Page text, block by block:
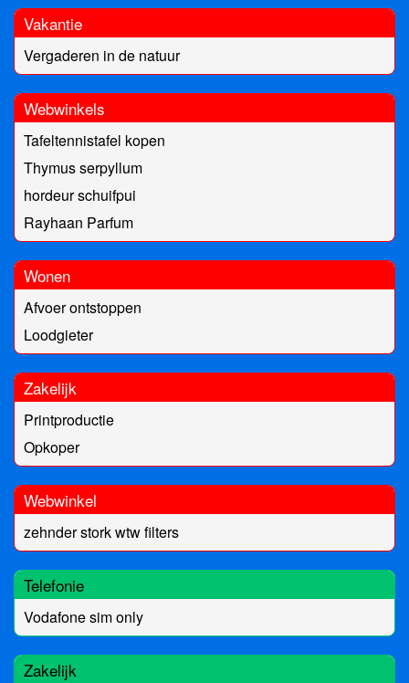
Vakantie
Vergaderen in de natuur
Webwinkels
Tafeltennistafel kopen
Thymus serpyllum
hordeur schuifpui
Rayhaan Parfum
Wonen
Afvoer ontstoppen
Loodgieter
Zakelijk
Printproductie
Opkoper
Webwinkel
zehnder stork wtw filters
Telefonie
Vodafone sim only
Zakelijk